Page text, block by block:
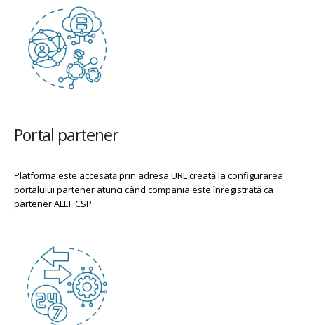
Portal partener
Platforma este accesată prin adresa URL creată la configurarea
portalului partener atunci când compania este înregistrată ca
partener ALEF CSP.